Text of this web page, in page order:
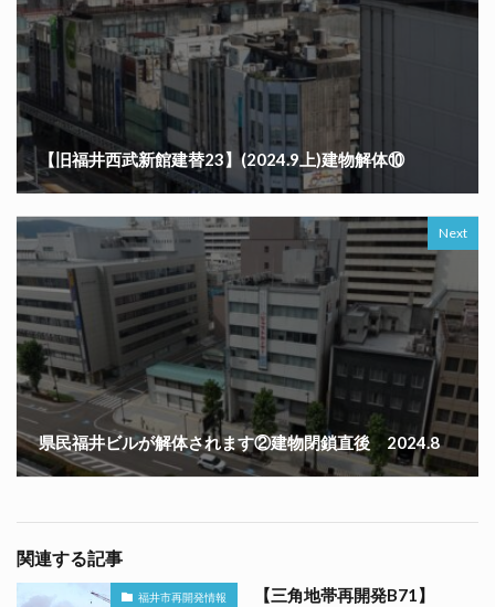
【旧福井西武新館建替23】(2024.9上)建物解体⑩
Next
県民福井ビルが解体されます②建物閉鎖直後 2024.8
関連する記事
福井市再開発情報
【三角地帯再開発B71】